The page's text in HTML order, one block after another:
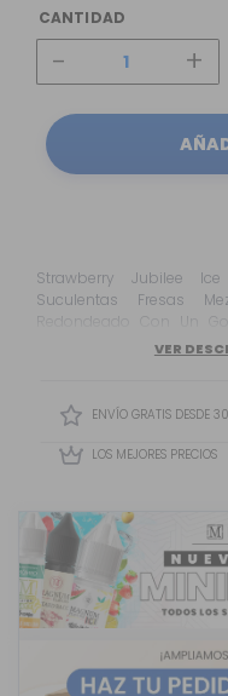
CANTIDAD
- +
Strawberry Jubilee
Suculentas Fresas
Redondeado Con Un
Aspirante A Ser TuVER
ENVÍO GRATIS DESDE
LOS MEJORES PRECIOS